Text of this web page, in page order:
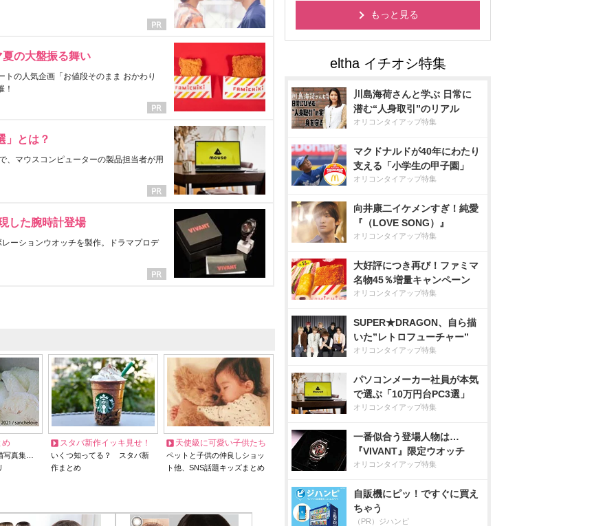
の大盤振る舞い
の人気企画「お値段そのまま おかわり
！
」とは？
、マウスコンピューターの製品担当者が用
した腕時計登場
ーションウオッチを製作。ドラマプロデ
め
写真集…
スタバ新作イッキ見せ！
いくつ知ってる？ スタバ新
作まとめ
天使級に可愛い子供たち
ペットと子供の仲良しショッ
ト他、SNS話題キッズまとめ
もっと見る
川島海荷さんと学ぶ 日常に
潜む“人身取引”のリアル
オリコンタイアップ特集
マクドナルドが40年にわたり
支える「小学生の甲子園」
オリコンタイアップ特集
向井康二イケメンすぎ！純愛
『（LOVE SONG）』
オリコンタイアップ特集
大好評につき再び！ファミマ
名物45％増量キャンペーン
オリコンタイアップ特集
SUPER★DRAGON、自ら描
いた”レトロフューチャー”
オリコンタイアップ特集
パソコンメーカー社員が本気
で選ぶ「10万円台PC3選」
オリコンタイアップ特集
一番似合う登場人物は…
『VIVANT』限定ウオッチ
オリコンタイアップ特集
自販機にピッ！ですぐに買え
ちゃう
（PR）ジハンピ